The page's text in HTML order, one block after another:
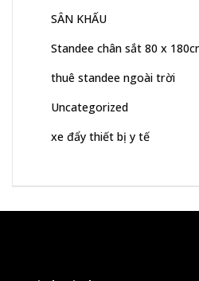
SÂN KHẤU
Standee chân sắt 80 x
thuê standee ngoài trời
Uncategorized
xe đẩy thiết bị y tế